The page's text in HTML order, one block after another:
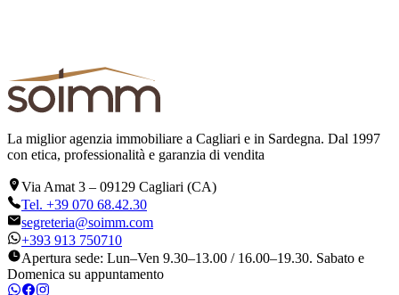
La miglior agenzia immobiliare a Cagliari e in Sardegna. Dal 1997
con etica, professionalità e garanzia di vendita
Via Amat 3 – 09129 Cagliari (CA)
Tel. +39 070 68.42.30
segreteria@soimm.com
+393 913 750710
Apertura sede: Lun–Ven 9.30–13.00 / 16.00–19.30. Sabato e
Domenica su appuntamento